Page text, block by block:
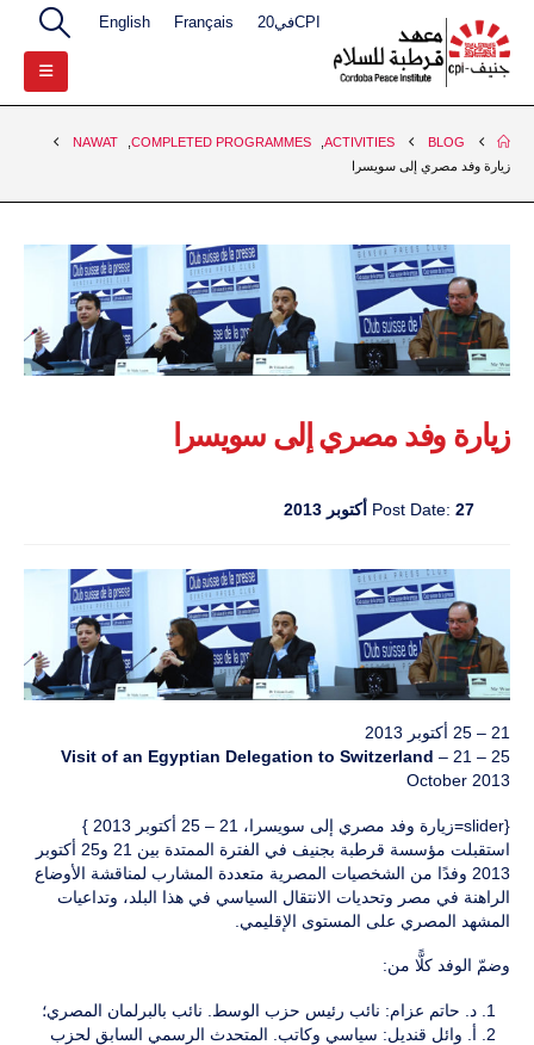
CPIفي20 Français
English
BLOG
ACTIVITIES
COMPLETED PROGRAMMES
NAWAT
زيارة وفد مصري إلى سويسرا
زيارة وفد مصري إلى سويسرا
Post Date: 27 أكتوبر 2013
21 – 25 أكتوبر 2013
Visit of an Egyptian Delegation to Switzerland – 21 – 25
October 2013
{slider=زيارة وفد مصري إلى سويسرا، 21 – 25 أكتوبر 2013 }
استقبلت مؤسسة قرطبة بجنيف في الفترة الممتدة بين 21 و25 أكتوبر
2013 وفدًا من الشخصيات المصرية متعددة المشارب لمناقشة الأوضاع
الراهنة في مصر وتحديات الانتقال السياسي في هذا البلد، وتداعيات
المشهد المصري على المستوى الإقليمي.
وضمّ الوفد كلًّا من:
د. حاتم عزام: نائب رئيس حزب الوسط. نائب بالبرلمان المصري؛
أ. وائل قنديل: سياسي وكاتب. المتحدث الرسمي السابق لحزب